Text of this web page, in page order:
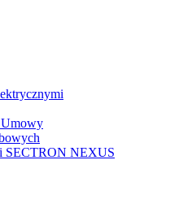
Umowy
SECTRON NEXUS